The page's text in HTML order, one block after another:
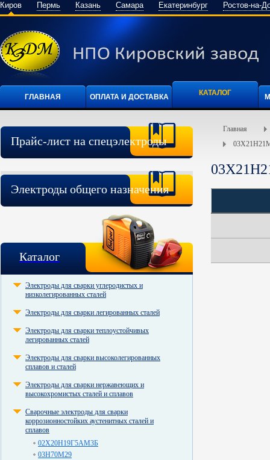
Киров Пермь Казань Самара Екатеринбург Ростов-на-
ГЛАВНАЯ ОПЛАТА И ДОСТАВКА КАТАЛОГ
Прайс-лист на спецэлектроды
Электроды общего назначения
Каталог
Электроды для сварки углеродистых и
низколегированных сталей
Электроды для сварки легированных сталей
Электроды для сварки теплоустойчивых
легированных сталей
Электроды для сварки высоколегированных
сплавов и сталей
Электроды для сварки нержавеющих и
высокохромистых сталей и сплавов
Сварочные электроды для сварки
коррозионностойких аустенитных сталей и
сплавов
02Х20Н19Г5АМ3Б
03Н70М29
Главная